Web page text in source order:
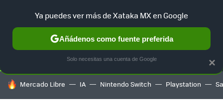
SELECCIÓN GAMING HOME AUTO TERRITORIO
HOY SE HABLA DE
Mercado Libre IA Nintendo Switch Playstation
×
Ya puedes ver más de Xataka MX en Google
Añádenos como fuente preferida
Solo necesitas una cuenta de Google